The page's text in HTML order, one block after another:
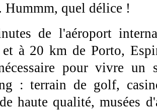
Hummm, quel délice !
de l'aéroport
et à 20 km de Porto,
pour vivre un
: terrain de golf,
haute qualité, musées